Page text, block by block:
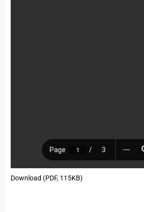
Download (PDF, 115KB)